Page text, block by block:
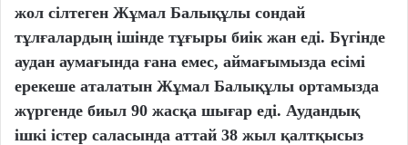
жол сілтеген Жұмал Балықұлы сондай
тұлғалардың ішінде тұғыры биік жан еді. Бүгінде
аудан аумағында ғана емес, аймағымызда есімі
ерекеше аталатын Жұмал Балықұлы ортамызда
жүргенде биыл 90 жасқа шығар еді. Аудандық
ішкі істер саласында аттай 38 жыл қалтқысыз